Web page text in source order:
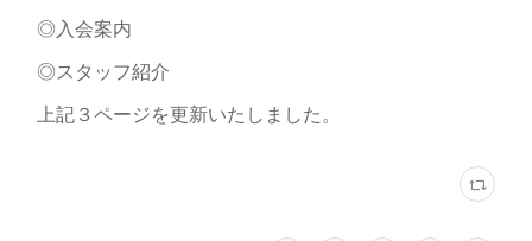
◎入会案内
◎スタッフ紹介
上記３ページを更新いたしました。